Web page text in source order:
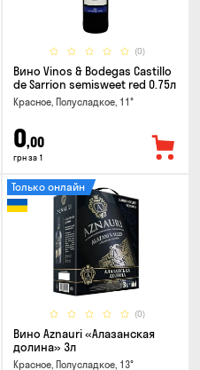
(0)
Вино Vinos & Bodegas Castillo
de Sarrion semisweet red 0.75л
Красное, Полусладкое, 11°
0,00
грн за 1
(0)
Только онлайн
Вино Aznauri «Алазанская
долина» 3л
Красное, Полусладкое, 13°